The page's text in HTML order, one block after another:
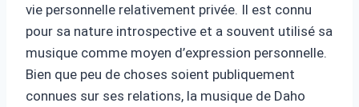
vie personnelle relativement privée. Il est connu
pour sa nature introspective et a souvent utilisé sa
musique comme moyen d’expression personnelle.
Bien que peu de choses soient publiquement
connues sur ses relations, la musique de Daho